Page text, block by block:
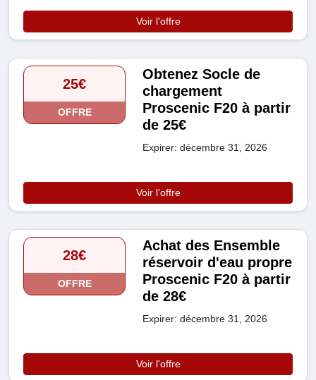
Voir l'offre
25€
OFFRE
Obtenez Socle de
chargement
Proscenic F20 à partir
de 25€
Expirer: décembre 31, 2026
Voir l'offre
28€
OFFRE
Achat des Ensemble
réservoir d'eau propre
Proscenic F20 à partir
de 28€
Expirer: décembre 31, 2026
Voir l'offre